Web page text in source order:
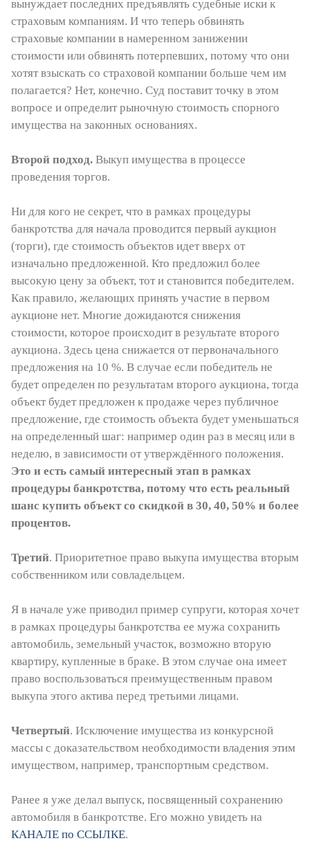
вынуждает последних предъявлять судебные иски к
страховым компаниям. И что теперь обвинять
страховые компании в намеренном занижении
стоимости или обвинять потерпевших, потому что они
хотят взыскать со страховой компании больше чем им
полагается? Нет, конечно. Суд поставит точку в этом
вопросе и определит рыночную стоимость спорного
имущества на законных основаниях.
Второй подход. Выкуп имущества в процессе
проведения торгов.
Ни для кого не секрет, что в рамках процедуры
банкротства для начала проводится первый аукцион
(торги), где стоимость объектов идет вверх от
изначально предложенной. Кто предложил более
высокую цену за объект, тот и становится победителем.
Как правило, желающих принять участие в первом
аукционе нет. Многие дожидаются снижения
стоимости, которое происходит в результате второго
аукциона. Здесь цена снижается от первоначального
предложения на 10 %. В случае если победитель не
будет определен по результатам второго аукциона, тогда
объект будет предложен к продаже через публичное
предложение, где стоимость объекта будет уменьшаться
на определенный шаг: например один раз в месяц или в
неделю, в зависимости от утверждённого положения.
Это и есть самый интересный этап в рамках
процедуры банкротства, потому что есть реальный
шанс купить объект со скидкой в 30, 40, 50% и более
процентов.
Третий. Приоритетное право выкупа имущества вторым
собственником или совладельцем.
Я в начале уже приводил пример супруги, которая хочет
в рамках процедуры банкротства ее мужа сохранить
автомобиль, земельный участок, возможно вторую
квартиру, купленные в браке. В этом случае она имеет
право воспользоваться преимущественным правом
выкупа этого актива перед третьими лицами.
Четвертый. Исключение имущества из конкурсной
массы с доказательством необходимости владения этим
имуществом, например, транспортным средством.
Ранее я уже делал выпуск, посвященный сохранению
автомобиля в банкротстве. Его можно увидеть на
КАНАЛЕ по ССЫЛКЕ.